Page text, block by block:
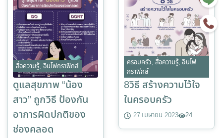
สื่อความรู้, อินโฟกราฟิกส์
ดูแลสุขภาพ “น้อง
สาว” ถูกวิธี ป้องกัน
อาการผิดปกติของ
ช่องคลอด
ครอบครัว, สื่อความรู้,อินโฟ
กราฟิกส์
8วิธี สร้างความไว้ใจ
ในครอบครัว
27 เมษายน 2023 24